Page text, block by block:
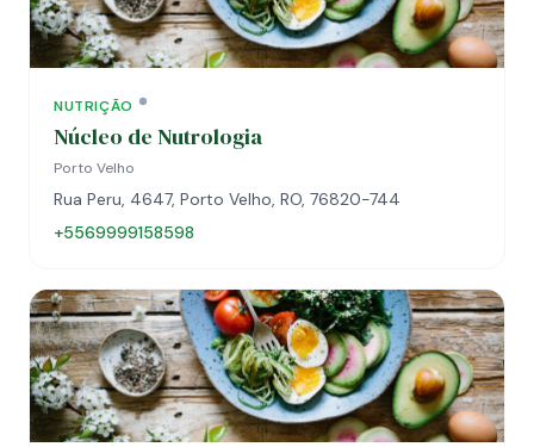
NUTRIÇÃO
Núcleo de Nutrologia
Porto Velho
Rua Peru, 4647, Porto Velho, RO, 76820-744
+5569999158598